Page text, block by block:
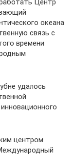
океана
связь с
времени
удалось
центром.